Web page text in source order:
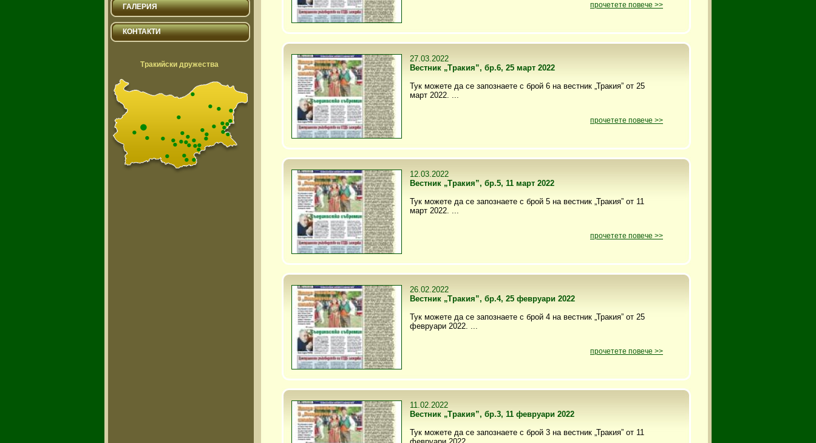
ГАЛЕРИЯ
КОНТАКТИ
Тракийски дружества
прочетете повече >>
27.03.2022
Вестник „Тракия”, бр.6, 25 март 2022
Тук можете да се запознаете с брой 6 на вестник „Тракия” от 25
март 2022. ...
прочетете повече >>
12.03.2022
Вестник „Тракия”, бр.5, 11 март 2022
Тук можете да се запознаете с брой 5 на вестник „Тракия” от 11
март 2022. ...
прочетете повече >>
26.02.2022
Вестник „Тракия”, бр.4, 25 февруари 2022
Тук можете да се запознаете с брой 4 на вестник „Тракия” от 25
февруари 2022. ...
прочетете повече >>
11.02.2022
Вестник „Тракия”, бр.3, 11 февруари 2022
Тук можете да се запознаете с брой 3 на вестник „Тракия” от 11